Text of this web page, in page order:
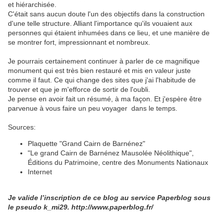
et hiérarchisée.
C'était sans aucun doute l'un des objectifs dans la construction
d'une telle structure. Alliant l'importance qu'ils vouaient aux
personnes qui étaient inhumées dans ce lieu, et une manière de
se montrer fort, impressionnant et nombreux.
Je pourrais certainement continuer à parler de ce magnifique
monument qui est très bien restauré et mis en valeur juste
comme il faut. Ce qui change des sites que j'ai l'habitude de
trouver et que je m'efforce de sortir de l'oubli.
Je pense en avoir fait un résumé, à ma façon. Et j'espère être
parvenue à vous faire un peu voyager dans le temps.
Sources:
Plaquette "Grand Cairn de Barnénez"
"Le grand Cairn de Barnénez Mausolée Néolithique",
Éditions du Patrimoine, centre des Monuments Nationaux
Internet
Je valide l’inscription de ce blog au service Paperblog sous
le pseudo k_mi29. http://www.paperblog.fr/